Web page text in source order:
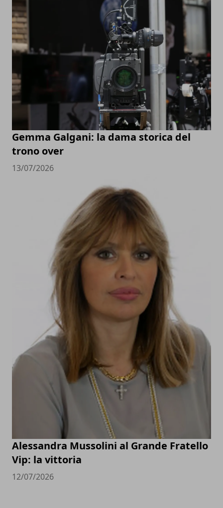
Gemma Galgani: la dama storica del
trono over
13/07/2026
Alessandra Mussolini al Grande Fratello
Vip: la vittoria
12/07/2026